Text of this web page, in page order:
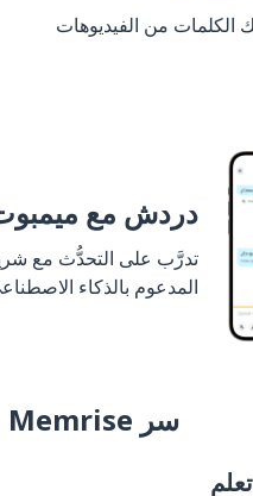
الكلمات من الفيديوهات
دردش مع
تدرَّب على التحدُّث مع
المدعوم بالذكاء
سر Memrise
تعلم